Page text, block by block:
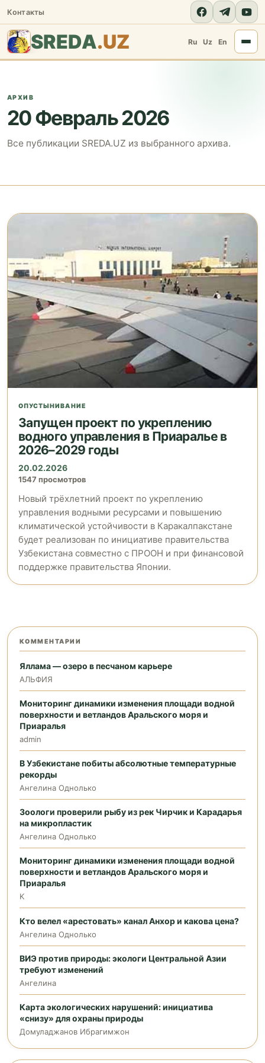
Контакты
SREDA.UZ Ru Uz En
АРХИВ
20 Февраль 2026
Все публикации SREDA.UZ из выбранного архива.
ОПУСТЫНИВАНИЕ
Запущен проект по укреплению
водного управления в Приаралье в
2026–2029 годы
20.02.2026
1547 просмотров
Новый трёхлетний проект по укреплению
управления водными ресурсами и повышению
климатической устойчивости в Каракалпакстане
будет реализован по инициативе правительства
Узбекистана совместно с ПРООН и при финансовой
поддержке правительства Японии.
КОММЕНТАРИИ
Яллама — озеро в песчаном карьере
АЛЬФИЯ
Мониторинг динамики изменения площади водной
поверхности и ветландов Аральского моря и
Приаралья
admin
В Узбекистане побиты абсолютные температурные
рекорды
Ангелина Однолько
Зоологи проверили рыбу из рек Чирчик и Карадарья
на микропластик
Ангелина Однолько
Мониторинг динамики изменения площади водной
поверхности и ветландов Аральского моря и
Приаралья
K
Кто велел «арестовать» канал Анхор и какова цена?
Ангелина Однолько
ВИЭ против природы: экологи Центральной Азии
требуют изменений
Ангелина
Карта экологических нарушений: инициатива
«снизу» для охраны природы
Домуладжанов Ибрагимжон